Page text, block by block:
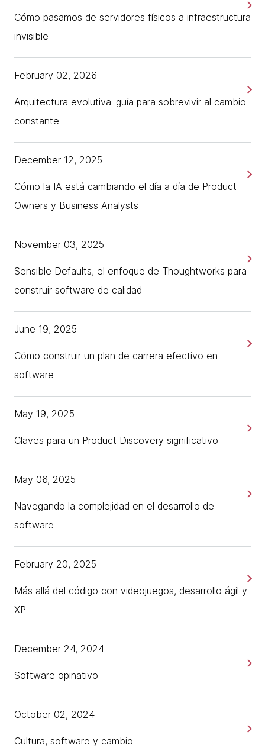
Cómo pasamos de servidores físicos a infraestructura
invisible
Arquitectura evolutiva: guía para sobrevivir al cambio
constante
February 02, 2026
Cómo la IA está cambiando el día a día de Product
Owners y Business Analysts
December 12, 2025
Sensible Defaults, el enfoque de Thoughtworks para
construir software de calidad
November 03, 2025
Cómo construir un plan de carrera efectivo en
software
June 19, 2025
Claves para un Product Discovery significativo
May 19, 2025
Navegando la complejidad en el desarrollo de
software
May 06, 2025
Más allá del código con videojuegos, desarrollo ágil y
XP
February 20, 2025
Software opinativo
December 24, 2024
Cultura, software y cambio
October 02, 2024